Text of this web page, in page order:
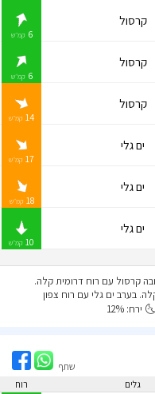
קרסול
6 קמ״ש
קרסול
6 קמ״ש
קרסול
14 קמ״ש
ים גלי
17 קמ״ש
ים גלי
18 קמ״ש
ים גלי
10 קמ״ש
קרסול עם רוח דרומית קלה.
בערב ים גלי עם רוח צפון
שתף
גלים רוח